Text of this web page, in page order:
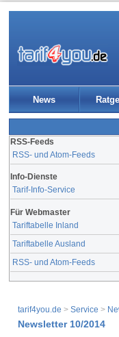
News
RSS-Feeds
RSS- und Atom-Feeds
Info-Dienste
Tarif-Info-Service
Für Webmaster
Tariftabelle Inland
Tariftabelle Ausland
RSS- und Atom-Feeds
tarif4you.de > Service >
Newsletter 10/2014